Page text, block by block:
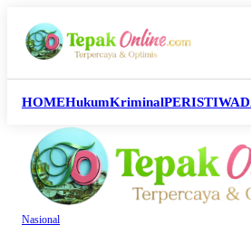
HOMEHukumKriminalPERISTIWA
Nasional